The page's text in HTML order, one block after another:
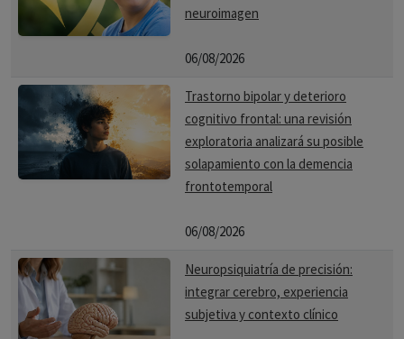
neuroimagen
06/08/2026
Trastorno bipolar y deterioro
cognitivo frontal: una revisión
exploratoria analizará su posible
solapamiento con la demencia
frontotemporal
06/08/2026
Neuropsiquiatría de precisión:
integrar cerebro, experiencia
subjetiva y contexto clínico